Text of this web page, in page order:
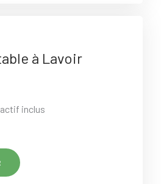
à Lavoir
inclus